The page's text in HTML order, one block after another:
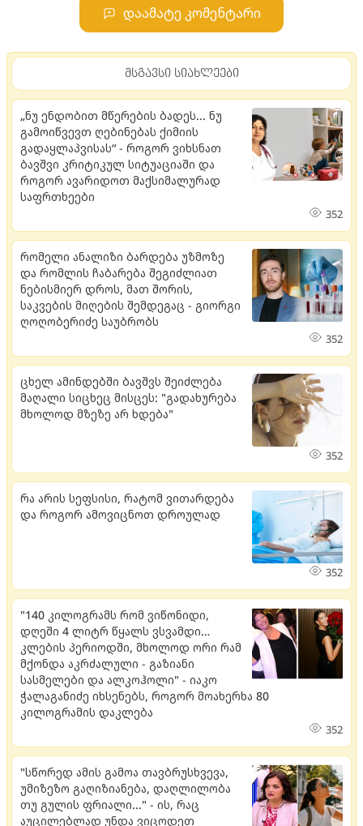
დაამატე კომენტარი
მსგავსი სიახლეები
„ნუ ენდობით მწერების ბადეს... ნუ
გამოიწვევთ ღებინებას ქიმიის
გადაყლაპვისას“ - როგორ ვიხსნათ
ბავშვი კრიტიკულ სიტუაციაში და
როგორ ავარიდოთ მაქსიმალურად
საფრთხეები
352
რომელი ანალიზი ბარდება უზმოზე
და რომლის ჩაბარება შეგიძლიათ
ნებისმიერ დროს, მათ შორის,
საკვების მიღების შემდეგაც - გიორგი
ღოღობერიძე საუბრობს
352
ცხელ ამინდებში ბავშვს შეიძლება
მაღალი სიცხეც მისცეს: "გადახურება
მხოლოდ მზეზე არ ხდება"
352
რა არის სეფსისი, რატომ ვითარდება
და როგორ ამოვიცნოთ დროულად
352
"140 კილოგრამს რომ ვიწონიდი,
დღეში 4 ლიტრ წყალს ვსვამდი…
კლების პერიოდში, მხოლოდ ორი რამ
მქონდა აკრძალული - გაზიანი
სასმელები და ალკოჰოლი" - იაკო
ჭალაგანიძე იხსენებს, როგორ მოახერხა 80
კილოგრამის დაკლება
352
"სწორედ ამის გამოა თავბრუსხვევა,
უმიზეზო გაღიზიანება, დაღლილობა
თუ გულის ფრიალი..." - ის, რაც
აუცილებლად უნდა ვიცოდეთ